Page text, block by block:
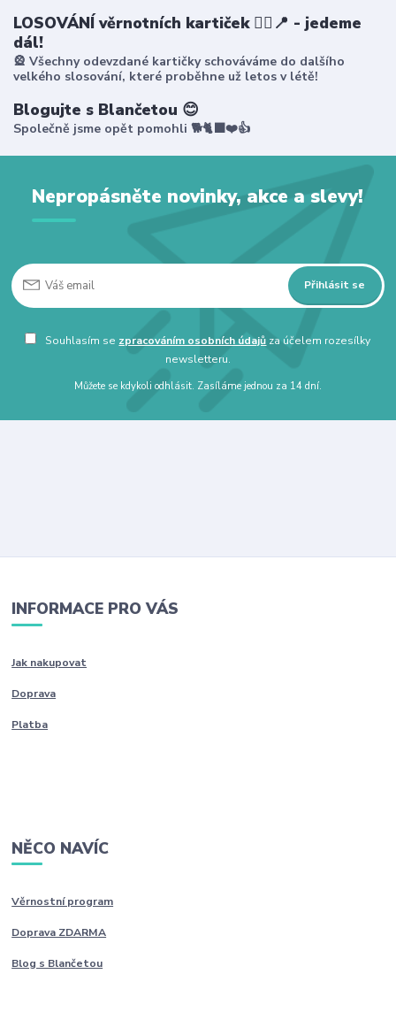
LOSOVÁNÍ věrnotních kartiček 🤸‍♀️📍 - jedeme
dál!
🎡 Všechny odevzdané kartičky schováváme do dalšího
velkého slosování, které proběhne už letos v létě!
Blogujte s Blančetou 😊
Společně jsme opět pomohli 🐕🐈‍⬛❤️👍
Nepropásněte novinky, akce a slevy!
Přihlásit se
Souhlasím se zpracováním osobních údajů za účelem rozesílky
newsletteru.
Můžete se kdykoli odhlásit. Zasíláme jednou za 14 dní.
INFORMACE PRO VÁS
Jak nakupovat
Doprava
Platba
NĚCO NAVÍC
Věrnostní program
Doprava ZDARMA
Blog s Blančetou